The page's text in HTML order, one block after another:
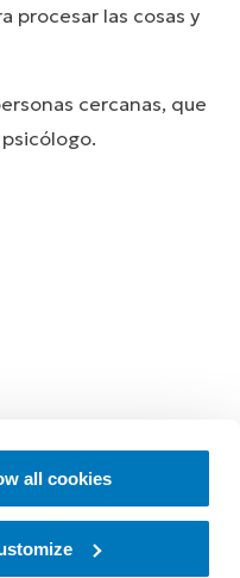
all cookies
procesar las cosas y
cercanas, que